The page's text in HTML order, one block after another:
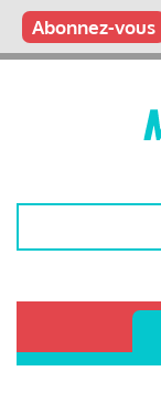
Aller
contenu
Main
Qui sommes nous
Vous publiez
Nous publions
Contactez-nous
Abonnez-vous